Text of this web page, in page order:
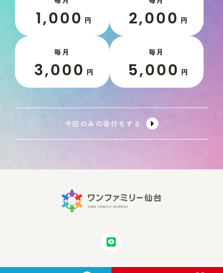
1,000 円 2,000 円
毎月
3,000 円
毎月
5,000 円
今回のみの寄付をする